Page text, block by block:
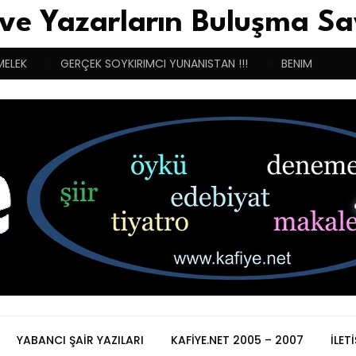
Yazarların Buluşma
GERÇEK SOYKIRIMCI YUNANISTAN !!! BENIM
YABANCI ŞAIR YAZILARI KAFIYE.NET 2005 – 2007